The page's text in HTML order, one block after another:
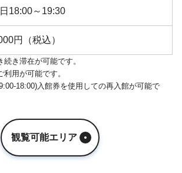
18:00～19:30
円（税込）
き滞在が可能です。
用が可能です。
18:00)入館券を使用しての再入館が可能で
観覧可能エリア